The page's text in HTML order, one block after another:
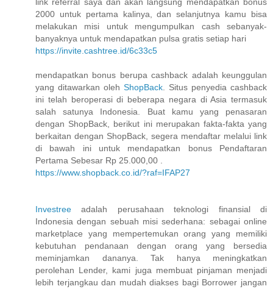
2000 untuk pertama kalinya, dan selanjutnya kamu bisa
melakukan misi untuk mengumpulkan cash sebanyak-
banyaknya untuk mendapatkan pulsa gratis setiap hari
https://invite.cashtree.id/6c33c5
mendapatkan bonus berupa cashback adalah keunggulan
yang ditawarkan oleh ShopBack . Situs penyedia cashback
ini telah beroperasi di beberapa negara di Asia termasuk
salah satunya Indonesia. Buat kamu yang penasaran
dengan ShopBack, berikut ini merupakan fakta-fakta yang
berkaitan dengan ShopBack, segera mendaftar melalui link
di bawah ini untuk mendapatkan bonus Pendaftaran
Pertama Sebesar Rp 25.000,00 .
https://www.shopback.co.id/?raf=IFAP27
Investree adalah perusahaan teknologi finansial di
Indonesia dengan sebuah misi sederhana: sebagai online
marketplace yang mempertemukan orang yang memiliki
kebutuhan pendanaan dengan orang yang bersedia
meminjamkan dananya. Tak hanya meningkatkan
perolehan Lender, kami juga membuat pinjaman menjadi
lebih terjangkau dan mudah diakses bagi Borrower jangan